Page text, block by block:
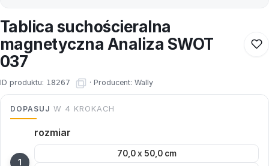
Tablica suchościeralna
magnetyczna Analiza SWOT
037
ID produktu: 18267 · Producent: Wally
DOPASUJ W 4 KROKACH
rozmiar
70,0 x 50,0 cm